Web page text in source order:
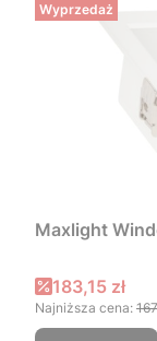
Wyprzedaż
Maxlight
Cena
183,15 zł
Najniższa cena: